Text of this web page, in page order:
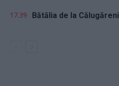
17.39 Bătălia de la Călugăreni